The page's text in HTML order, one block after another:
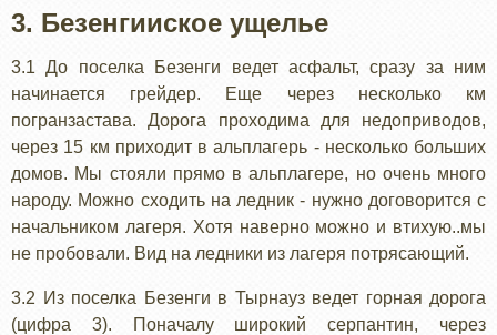
3. Безенгииское ущелье
3.1 До поселка Безенги ведет асфальт, сразу за ним
начинается грейдер. Еще через несколько км
погранзастава. Дорога проходима для недоприводов,
через 15 км приходит в альплагерь - несколько больших
домов. Мы стояли прямо в альплагере, но очень много
народу. Можно сходить на ледник - нужно договорится с
начальником лагеря. Хотя наверно можно и втихую..мы
не пробовали. Вид на ледники из лагеря потрясающий.
3.2 Из поселка Безенги в Тырнауз ведет горная дорога
(цифра 3). Поначалу широкий серпантин, через